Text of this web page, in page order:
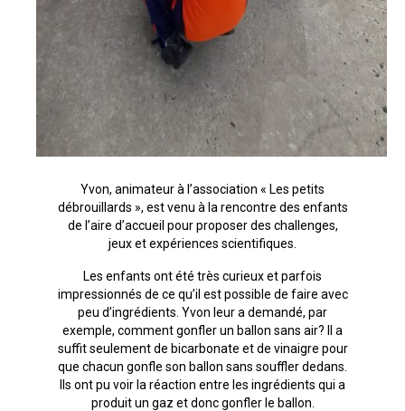
Yvon, animateur à l’association « Les petits
débrouillards », est venu à la rencontre des enfants
de l’aire d’accueil pour proposer des challenges,
jeux et expériences scientifiques.
Les enfants ont été très curieux et parfois
impressionnés de ce qu’il est possible de faire avec
peu d’ingrédients. Yvon leur a demandé, par
exemple, comment gonfler un ballon sans air? Il a
suffit seulement de bicarbonate et de vinaigre pour
que chacun gonfle son ballon sans souffler dedans.
Ils ont pu voir la réaction entre les ingrédients qui a
produit un gaz et donc gonfler le ballon.